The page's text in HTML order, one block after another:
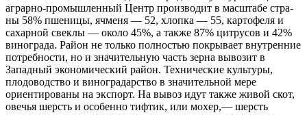
аграрно-промышленный Центр производит в масштабе стра­
ны 58% пшеницы, ячменя — 52, хлоп­ка — 55, картофеля и
сахарной свеклы — около 45%, а также 87% цитрусов и 42%
винограда. Район не только полностью покрывает внутренние
потребности, но и значительную часть зерна вывозит в
Западный экономический район. Техни­ческие культуры,
плодоводство и вино­градарство в значительной мере
ориентированы на экспорт. На вывоз идут также живой скот,
овечья шерсть и особенно тифтик, или мохер,— шерсть